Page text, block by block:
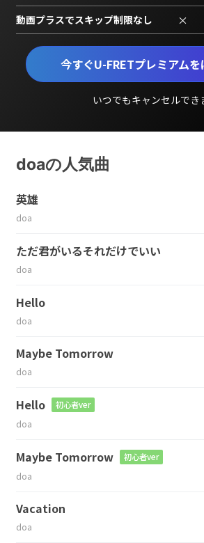
今すぐU-FRETプレミアム
いつでもキャンセルでき
動画プラスでスキップ制限なし ×
doaの人気曲
英雄
doa
ただ君がいるそれだけでいい
doa
Hello
doa
Maybe Tomorrow
doa
Hello 初心者ver
doa
Maybe Tomorrow 初心者ver
doa
Vacation
doa